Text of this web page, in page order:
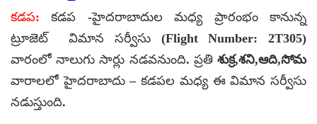
కడప: కడప -హైదరాబాదుల మధ్య ప్రారంభం కానున్న
ట్రూజెట్ విమాన సర్వీసు (Flight Number: 2T305)
వారంలో నాలుగు సార్లు నడవనుంది. ప్రతి శుక్ర,శని,ఆది,సోమ
వారాలలో హైదరాబాదు – కడపల మధ్య ఈ విమాన సర్వీసు
నడుస్తుంది.